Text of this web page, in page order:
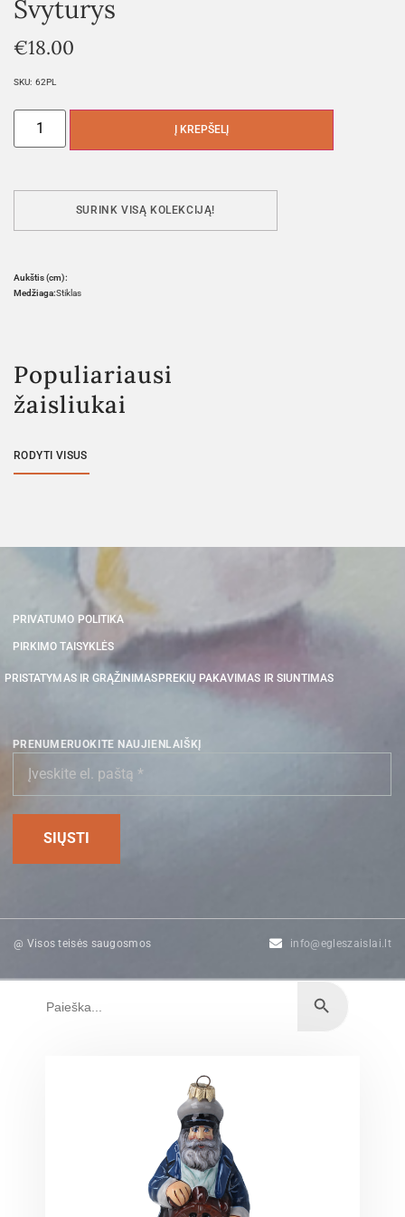
Švyturys
€18.00
SKU: 62PL
Į KREPŠELĮ
SURINK VISĄ KOLEKCIJĄ!
Aukštis (cm):
Medžiaga:Stiklas
Populiariausi
žaisliukai
RODYTI VISUS
PRIVATUMO POLITIKA
PIRKIMO TAISYKLĖS
PRISTATYMAS IR GRĄŽINIMASPREKIŲ PAKAVIMAS IR SIUNTIMAS
PRENUMERUOKITE NAUJIENLAIŠKĮ
@ Visos teisės saugosmos info@egleszaislai.lt